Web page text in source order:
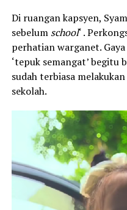
Di ruangan kapsyen,
sebelum school‘ .
perhatian warganet.
‘tepuk semangat’ begitu
sudah terbiasa
sekolah.